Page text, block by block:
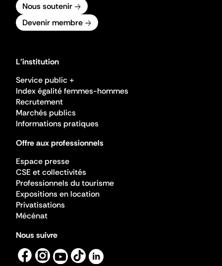
Nous soutenir
Devenir membre
L'institution
Service public +
Index égalité femmes-hommes
Recrutement
Marchés publics
Informations pratiques
Offre aux professionnels
Espace presse
CSE et collectivités
Professionnels du tourisme
Expositions en location
Privatisations
Mécénat
Nous suivre